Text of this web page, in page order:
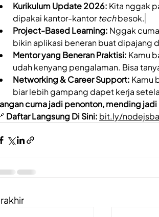
Kurikulum Update 2026: Kita nggak
dipakai kantor-kantor tech besok.
Project-Based Learning: Nggak
bikin aplikasi beneran buat dipajang
Mentor yang Beneran Praktisi: Kamu
udah kenyang pengalaman. Bisa
Networking & Career Support: Kamu
biar lebih gampang dapet kerja
cuma jadi penonton, mending
Daftar Langsung Di Sini: bit.ly/